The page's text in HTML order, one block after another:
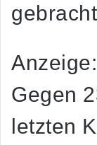
Anzeige:
Gegen
letzten